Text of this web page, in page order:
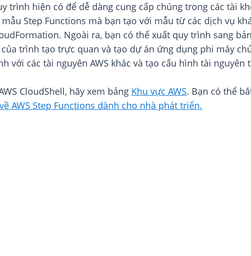
trình hiện có để dễ dàng cung cấp chúng trong các tài
Step Functions mà bạn tạo với mẫu từ các dịch vụ
Ngoài ra, bạn có thể xuất quy trình sang
trình tạo trực quan và tạo dự án ứng dụng phi máy
các tài nguyên AWS khác và tạo cấu hình tài nguyên
CloudShell, hãy xem bảng Khu vực AWS. Bạn có thể
AWS Step Functions dành cho nhà phát triển.